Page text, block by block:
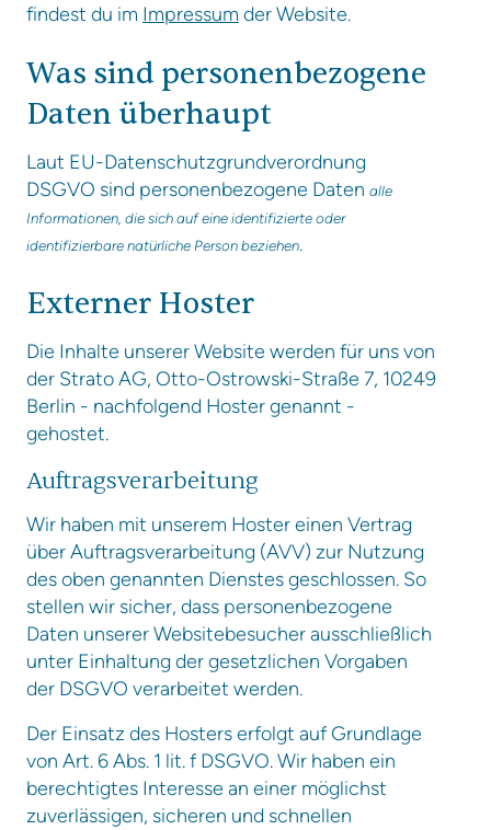
findest du im Impressum der Website.
Was sind personenbezogene
Daten überhaupt
Laut EU-Datenschutzgrundverordnung
DSGVO sind personenbezogene Daten alle
Informationen, die sich auf eine identifizierte oder
identifizierbare natürliche Person beziehen.
Externer Hoster
Die Inhalte unserer Website werden für uns von
der Strato AG, Otto-Ostrowski-Straße 7, 10249
Berlin - nachfolgend Hoster genannt -
gehostet.
Auftragsverarbeitung
Wir haben mit unserem Hoster einen Vertrag
über Auftragsverarbeitung (AVV) zur Nutzung
des oben genannten Dienstes geschlossen. So
stellen wir sicher, dass personenbezogene
Daten unserer Websitebesucher ausschließlich
unter Einhaltung der gesetzlichen Vorgaben
der DSGVO verarbeitet werden.
Der Einsatz des Hosters erfolgt auf Grundlage
von Art. 6 Abs. 1 lit. f DSGVO. Wir haben ein
berechtigtes Interesse an einer möglichst
zuverlässigen, sicheren und schnellen